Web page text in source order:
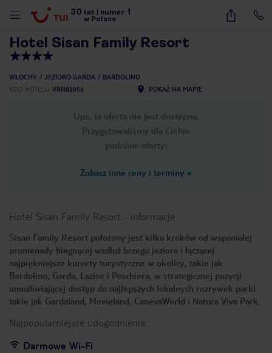
30 lat numer 1
w Polsce
15
Hotel Sisan Family Resort
WŁOCHY JEZIORO GARDA
BARDOLINO
KOD HOTELU VRN82056 POKAŻ NA MAPIE
Ups, ta oferta nie jest dostępna.
Przygotowaliśmy dla Ciebie
podobne oferty:
Zobacz inne ceny i terminy »
Hotel Sisan Family Resort - informacje
Sisan Family Resort położony jest kilka kroków od wspaniałej
promenady biegnącej wzdłuż brzegu jeziora i łączącej
najpiękniejsze kurorty turystyczne w okolicy, takie jak
Bardolino, Garda, Lazise i Peschiera, w strategicznej pozycji
umożliwiającej dostęp do najlepszych lokalnych rozrywek parki
takie jak Gardaland, Movieland, CanevaWorld i Natura Viva Park.
Najpopularniejsze udogodnienia:
Darmowe Wi-Fi